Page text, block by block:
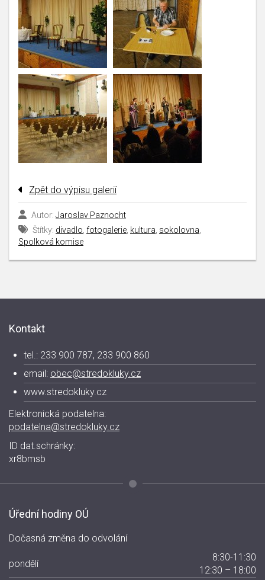
Zpět do výpisu galerií
Autor: Jaroslav Paznocht
Štítky: divadlo fotogalerie kultura sokolovna
Spolková komise
Kontakt
tel.: 233 900 787, 233 900 860
email: obec@stredokluky.cz
www.stredokluky.cz
Elektronická podatelna:
podatelna@stredokluky.cz
ID dat.schránky:
xr8bmsb
Úřední hodiny OÚ
Dočasná změna do odvolání
pondělí
8:30-11:30
12:30 – 18:00